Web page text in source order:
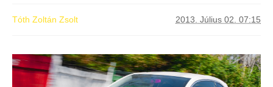
Tóth Zoltán Zsolt 2013. Július 02. 07:15